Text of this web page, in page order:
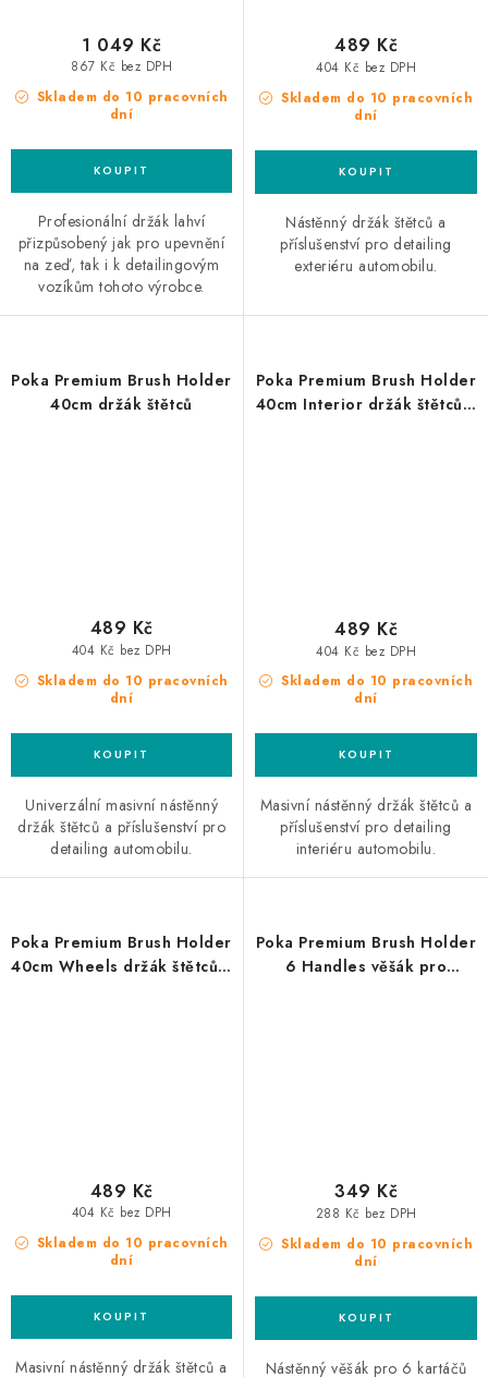
Skladem do 10 pracovních
dní
867 Kč bez DPH
1 049 Kč
Profesionální držák lahví
přizpůsobený jak pro upevnění
na zeď, tak i k detailingovým
vozíkům tohoto výrobce.
Skladem do 10 pracovních
dní
404 Kč bez DPH
489 Kč
Nástěnný držák štětců a
příslušenství pro detailing
exteriéru automobilu.
Poka Premium Brush Holder
40cm držák štětců
Skladem do 10 pracovních
dní
404 Kč bez DPH
489 Kč
Univerzální masivní nástěnný
držák štětců a příslušenství pro
detailing automobilu.
Poka Premium Brush Holder
40cm Interior držák štětců a
Skladem do 10 pracovních
dní
404 Kč bez DPH
489 Kč
Masivní nástěnný držák štětců a
příslušenství pro detailing
interiéru automobilu.
Poka Premium Brush Holder
40cm Wheels držák štětců a
Skladem do 10 pracovních
dní
404 Kč bez DPH
489 Kč
Masivní nástěnný držák štětců a
Poka Premium Brush Holder
6 Handles věšák pro
Skladem do 10 pracovních
dní
288 Kč bez DPH
349 Kč
Nástěnný věšák pro 6 kartáčů